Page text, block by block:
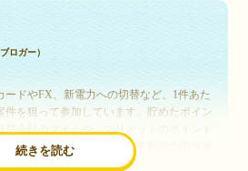
続きを読む
ロガー）
ードやFX、新電力への切替など、1件あた
件を狙って参加しています。貯めたポイン
にすることで、ほぼ無料で年数回の国内旅
ます。モッピーは陸マイラーや旅行好きに